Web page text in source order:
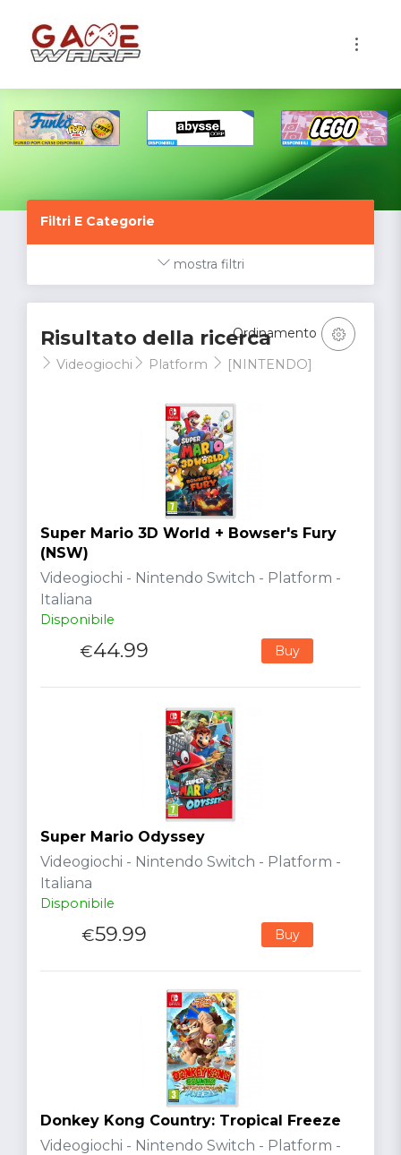
Filtri E Categorie
mostra filtri
Risultato della ricerca
Videogiochi Platform [NINTENDO]
Ordinamento
Super Mario 3D World + Bowser's Fury
(NSW)
Videogiochi - Nintendo Switch - Platform -
Italiana
Disponibile
€44.99 Buy
Super Mario Odyssey
Videogiochi - Nintendo Switch - Platform -
Italiana
Disponibile
€59.99 Buy
Donkey Kong Country: Tropical Freeze
Videogiochi - Nintendo Switch - Platform -